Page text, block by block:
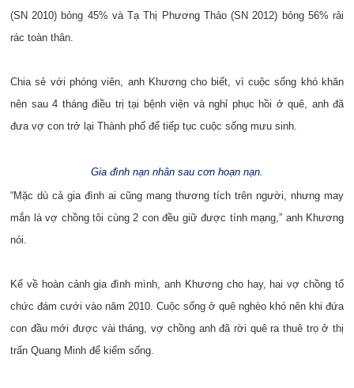
(SN 2010) bỏng 45% và Tạ Thị Phương Thảo (SN 2012) bỏng 56% rải
rác toàn thân.
Chia sẻ với phóng viên, anh Khương cho biết, vì cuộc sống khó khăn
nên sau 4 tháng điều trị tại bệnh viện và nghỉ phục hồi ở quê, anh đã
đưa vợ con trở lại Thành phố để tiếp tục cuộc sống mưu sinh.
Gia đình nạn nhân sau cơn hoạn nạn.
“Mặc dù cả gia đình ai cũng mang thương tích trên người, nhưng may
mắn là vợ chồng tôi cùng 2 con đều giữ được tính mạng,” anh Khương
nói.
Kể về hoàn cảnh gia đình mình, anh Khương cho hay, hai vợ chồng tổ
chức đám cưới vào năm 2010. Cuộc sống ở quê nghèo khó nên khi đứa
con đầu mới được vài tháng, vợ chồng anh đã rời quê ra thuê trọ ở thị
trấn Quang Minh để kiếm sống.